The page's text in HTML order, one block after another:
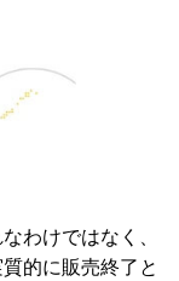
わけではなく、
的に販売終了と